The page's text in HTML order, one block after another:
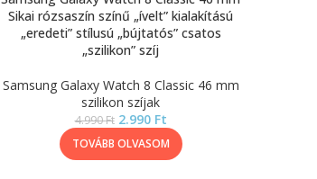
Sikai rózsaszín színű „ívelt” kialakítású
„eredeti” stílusú „bújtatós” csatos
„szilikon” szíj
Samsung Galaxy Watch 8 Classic 46 mm
szilikon szíjak
4.990Ft 2.990 Ft
TOVÁBB OLVASOM